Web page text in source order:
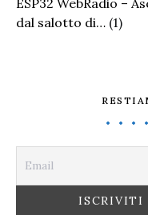
ESP32 WebRadio –
dal salotto di… (1)